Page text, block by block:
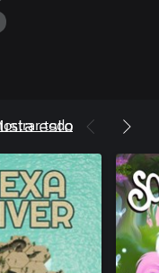
esto
todo